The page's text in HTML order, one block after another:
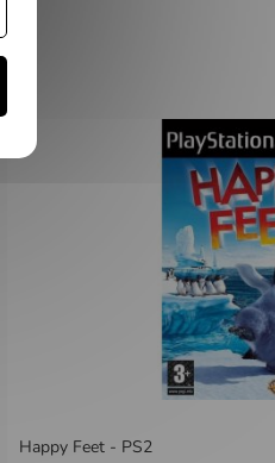
Happy Feet - PS2